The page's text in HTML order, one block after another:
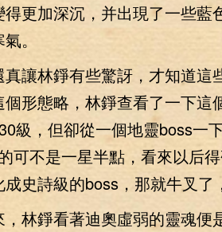
更加深沉，并出現了一些藍
。
林錚有些驚訝，才知道這
形態略，林錚查看了一下這
級，但卻從一個地靈boss一
可不是一星半點，看來以后
史詩級的boss，那就牛叉了
錚看著迪奧虛弱的靈魂便